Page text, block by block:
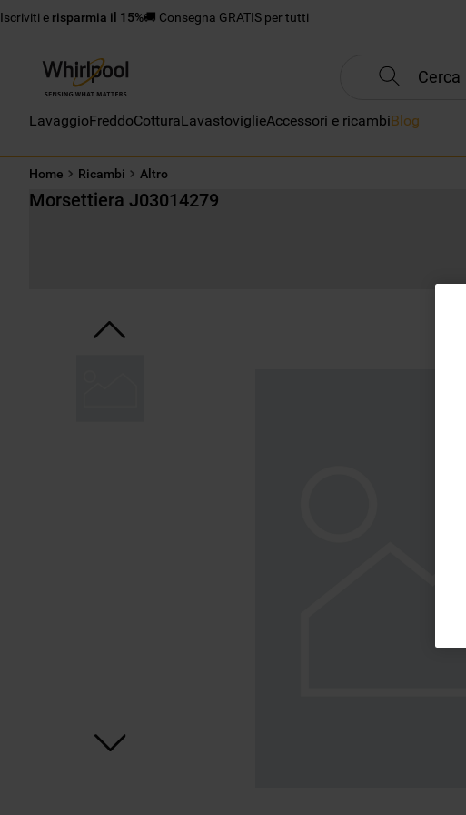
Iscriviti e risparmia il 15%🚚 Consegna GRATIS per tutti
Cerca
LavaggioFreddoCotturaLavastoviglieAccessori e ricambiBlog
Home Ricambi Altro
Morsettiera J03014279